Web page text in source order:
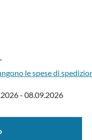
le spese di
- 08.09.2026